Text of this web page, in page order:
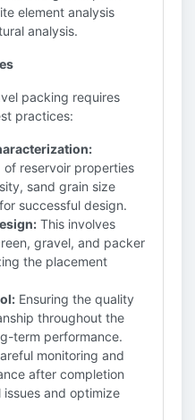
element analysis
analysis.
packing requires
practices:
reservoir properties
sand grain size
successful design.
This involves
gravel, and packer
the placement
Ensuring the quality
throughout the
term performance.
monitoring and
after completion
and optimize